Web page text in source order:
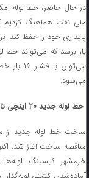
می‌توان
می‌شود.
خط لوله جدید ۲۰ اینچی تا چه زمانی آماده بهره‌برداری می‌شود؟
خرمشهر کیسینگ